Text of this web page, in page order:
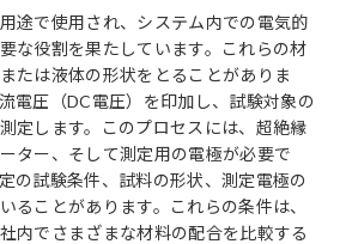
途で使用され、システム内での電気的
な役割を果たしています。これらの材
たは液体の形状をとることがありま
電圧（DC電圧）を印加し、試験対象の
定します。このプロセスには、超絶縁
ター、そして測定用の電極が必要で
の試験条件、試料の形状、測定電極の
ることがあります。これらの条件は、
内でさまざまな材料の配合を比較する